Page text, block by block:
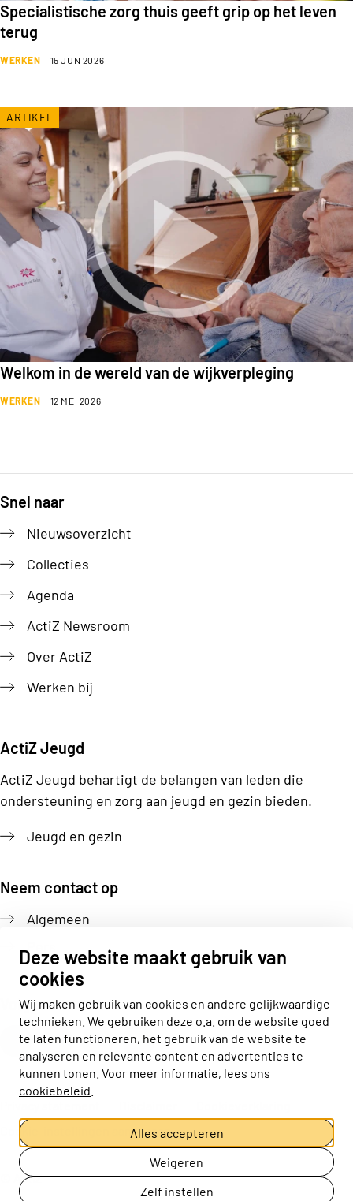
Deze website maakt gebruik van
cookies
Wij maken gebruik van cookies en andere gelijkwaardige
technieken. We gebruiken deze o.a. om de website goed
te laten functioneren, het gebruik van de website te
analyseren en relevante content en advertenties te
kunnen tonen. Voor meer informatie, lees ons
cookiebeleid
Alles accepteren
Weigeren
Zelf instellen
WERKEN 15 JUN 2026
Specialistische zorg thuis geeft grip op het leven
terug
WERKEN 12 MEI 2026
Welkom in de wereld van de wijkverpleging
ARTIKEL
Snel naar
Nieuwsoverzicht
Collecties
Agenda
ActiZ Newsroom
Over ActiZ
Werken bij
ActiZ Jeugd
ActiZ Jeugd behartigt de belangen van leden die
ondersteuning en zorg aan jeugd en gezin bieden.
Jeugd en gezin
Neem contact op
Algemeen
Pers
Volg ons
Actiz linkedin
Actiz instagram
Actiz youtube
Actiz facebook
Cookie-instellingen aanpassen
© ActiZ